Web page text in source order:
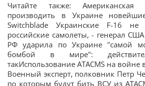
Читайте также: Американская
производить в Украине
Switchblade Украинские F-16 не
российские самолеты, - генерал
РФ ударила по Украине "самой
бомбой в мире":
такИспользование ATACMS на войне
Военный эксперт, полковник Петр
по которым будут бить ВСУ из